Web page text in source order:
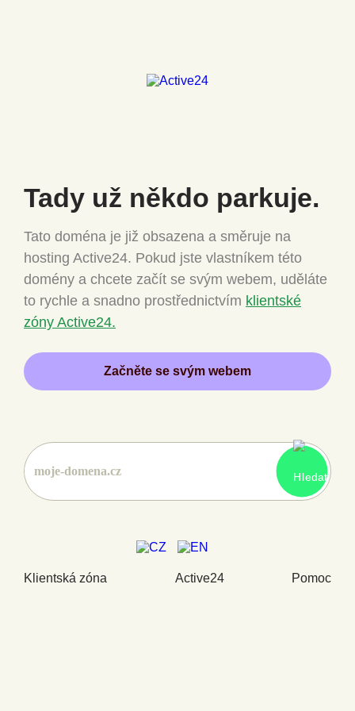
Tady už někdo parkuje.
Tato doména je již obsazena a směruje na
hosting Active24. Pokud jste vlastníkem této
domény a chcete začít se svým webem, uděláte
to rychle a snadno prostřednictvím klientské
zóny Active24.
Začněte se svým webem
Klientská zóna Active24 Pomoc